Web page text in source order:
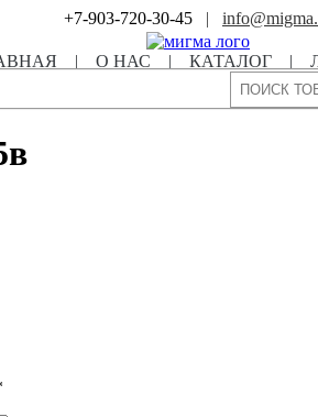
+7-903-720-30-45 |
| О НАС | КАТАЛОГ |